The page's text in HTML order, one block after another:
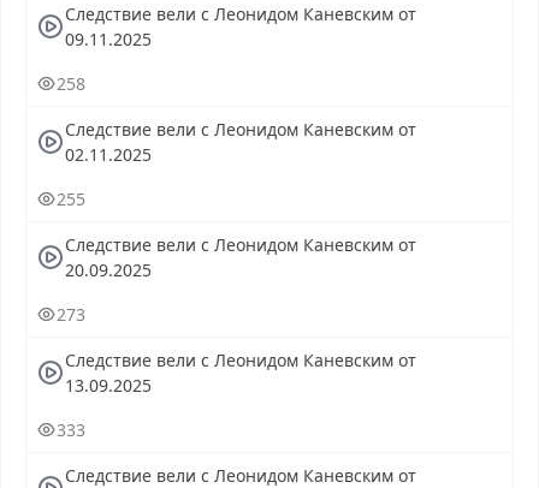
Следствие вели с Леонидом Каневским от
09.11.2025
258
Следствие вели с Леонидом Каневским от
02.11.2025
255
Следствие вели с Леонидом Каневским от
20.09.2025
273
Следствие вели с Леонидом Каневским от
13.09.2025
333
Следствие вели с Леонидом Каневским от